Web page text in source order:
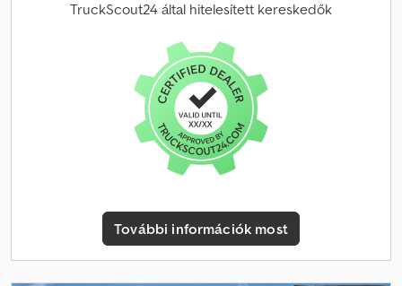
02.2011 Futásteljesítmény: 25 671 km / 19 807 daru üzemóra
automata Felfüggesztés: hidropneumatikus Kerékképlet: 10x6
Méretek (H/Sz/M): 15 650 mm / 2 750 mm / 3 995 mm Teljes tömeg:
60 000 kg Megjegyzés: A legtöbb motorkóra alapjárat/vonó
működésből származik, nem daruzási időből. Jó műszaki állapotú
daru! Tengelyenkénti gumiabroncs méret (1–5. tengely):
445/95R25 = További információk = Gumiabroncs méret:
445/95R25 Hajtás: kerék Üres tömeg: 55 880 kg Méretek (H×Sz×M):
1 565 x 275 x 399 cm Teherbírás: 110 000 kg Alvázszám:
TruckScout24 által hitelesített kereskedők
További információk most